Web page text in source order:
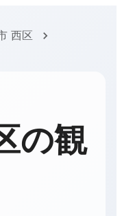
西区
の観